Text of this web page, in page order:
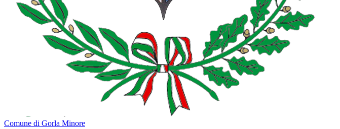
Comune di Gorla Minore